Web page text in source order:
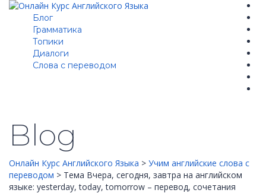
Блог
Грамматика
Топики
Диалоги
Cлова с переводом
Blog
Онлайн Курс Английского Языка > Учим английские слова с
переводом > Тема Вчера, сегодня, завтра на английском
языке: yesterday, today, tomorrow – перевод, сочетания